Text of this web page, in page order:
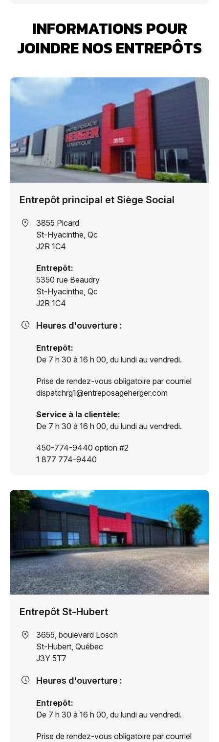
INFORMATIONS POUR
JOINDRE NOS ENTREPÔTS
Entrepôt principal et Siège Social
Adresse
:
3855 Picard
St-Hyacinthe, Qc
J2R 1C4
Entrepôt:
5350 rue Beaudry
St-Hyacinthe, Qc
J2R 1C4
Heures d'ouverture :
Entrepôt:
De 7 h 30 à 16 h 00, du lundi au vendredi.
Prise de rendez-vous obligatoire par courriel
dispatchrg1@entreposageherger.com
Service à la clientèle:
De 7 h 30 à 16 h 00, du lundi au vendredi.
450-774-9440 option #2
1 877 774-9440
Entrepôt St-Hubert
Adresse
:
3655, boulevard Losch
St-Hubert, Québec
J3Y 5T7
Heures d'ouverture :
Entrepôt:
De 7 h 30 à 16 h 00, du lundi au vendredi.
Prise de rendez-vous obligatoire par courriel